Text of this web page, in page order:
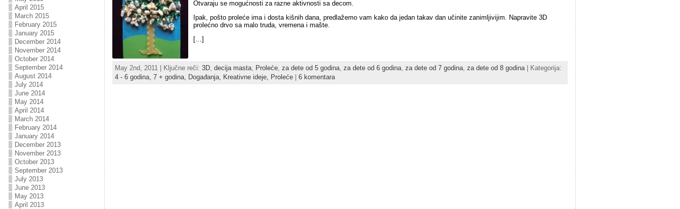
April 2015
March 2015
February 2015
January 2015
December 2014
November 2014
October 2014
September 2014
August 2014
July 2014
June 2014
May 2014
April 2014
March 2014
February 2014
January 2014
December 2013
November 2013
October 2013
September 2013
July 2013
June 2013
May 2013
April 2013
Otvaraju se mogućnosti za razne aktivnosti sa decom.
Ipak, pošto proleće ima i dosta kišnih dana, predlažemo vam kako da jedan takav dan učinite zanimljivijim. Napravite 3D
prolećno drvo sa malo truda, vremena i mašte.
[…]
May 2nd, 2011 | Ključne reči: 3D, decija masta, Proleće, za dete od 5 godina, za dete od 6 godina, za dete od 7 godina, za dete od 8 godina| Kategorija:
4 - 6 godina, 7 + godina, Događanja, Kreativne ideje, Proleće| 6 komentara